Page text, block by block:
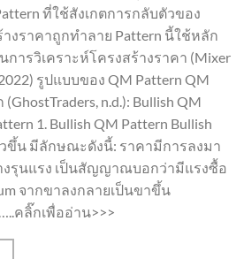
ที่ใช้สังเกตการกลับตัวของ
งราคาถูกทำลาย Pattern นี้ใช้หลัก
การวิเคราะห์โครงสร้างราคา (Mixer
รูปแบบของ QM Pattern QM
n.d.): Bullish QM
1. Bullish QM Pattern Bullish
ขึ้น มีลักษณะดังนี้: ราคามีการลงมา
งรุนแรง เป็นสัญญาณบอกว่ามีแรงซื้อ
จากขาลงกลายเป็นขาขึ้น
คลิ๊กเพื่ออ่าน>>>